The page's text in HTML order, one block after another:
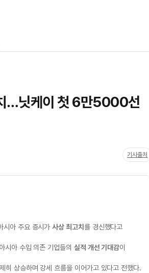
…닛케이 첫 6만5000선
기사출처
시아 주요 증시가사상 최고치 를 경신했다고
시아 수입 의존 기업들의 실적 개선 기대감이
히 상승하며 강세 흐름을 이어가고 있다고 전했다.